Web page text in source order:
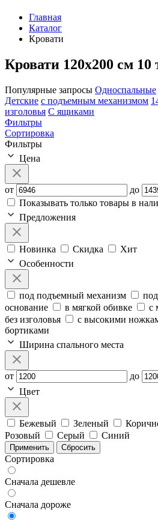
Главная
Каталог
Кровати
Кровати 120х200 см 10
Популярные запросы Односпальные
Детские с подъемным механизмом
изголовья С ящиками
Фильтры
Сортировка
Фильтры
Цена
от
до
Показывать только товары в
Предложения
Новинка Скидка
Хит
Особенности
под подъемный механизм
основание
в мягкой обивке
с
без изголовья
с высокими
бортиками
Ширина спального места
от
до
Цвет
Бежевый Зеленый
Розовый
Серый Синий
Применить Сбросить
Сортировка
Сначала дешевле
Сначала дороже